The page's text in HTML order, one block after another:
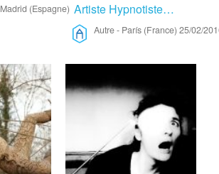
Madrid (Espagne)
Artiste Hypnotiste – Autre
Autre- París (France) 25/02/